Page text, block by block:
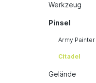
Werkzeug
Pinsel
Army Painter
Citadel
Gelände